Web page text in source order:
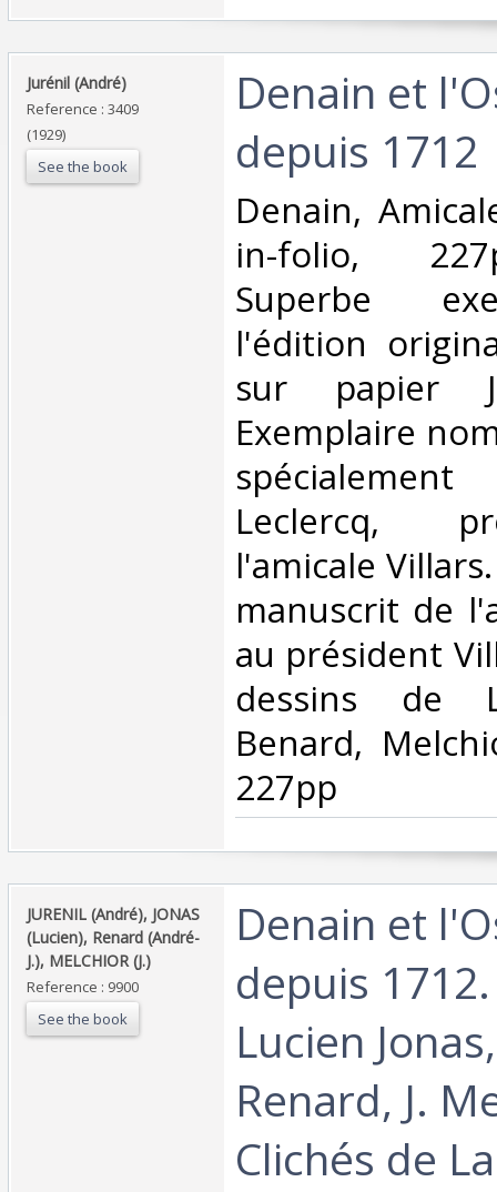
‎Jurénil (André)‎
Reference : 3409
(1929)
See the book
‎Denain et
depuis 1712‎
‎Denain,
in-folio,
Superbe
l'édition
sur papier
Exemplaire
Leclercq,
l'amicale
manuscrit de
au président
dessins de
Benard,
227pp ‎
‎JURENIL (André), JONAS
(Lucien), Renard (André-
J.), MELCHIOR (J.)‎
Reference : 9900
See the book
‎Denain et
depuis
Lucien
Renard, J.
Clichés de